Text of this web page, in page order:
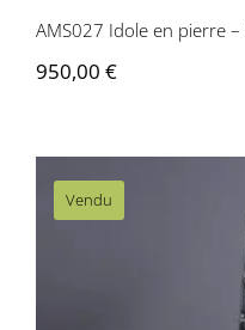
AMS027 Idole en pierre
950,00 €
Vendu